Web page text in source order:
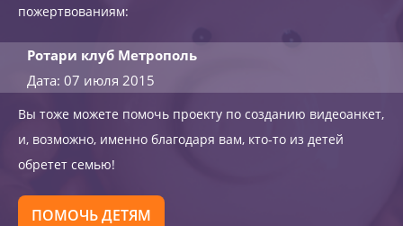
пожертвованиям:
Ротари клуб Метрополь
Дата: 07 июля 2015
Вы тоже можете помочь проекту по созданию видеоанкет,
и, возможно, именно благодаря вам, кто-то из детей
обретет семью!
ПОМОЧЬ ДЕТЯМ